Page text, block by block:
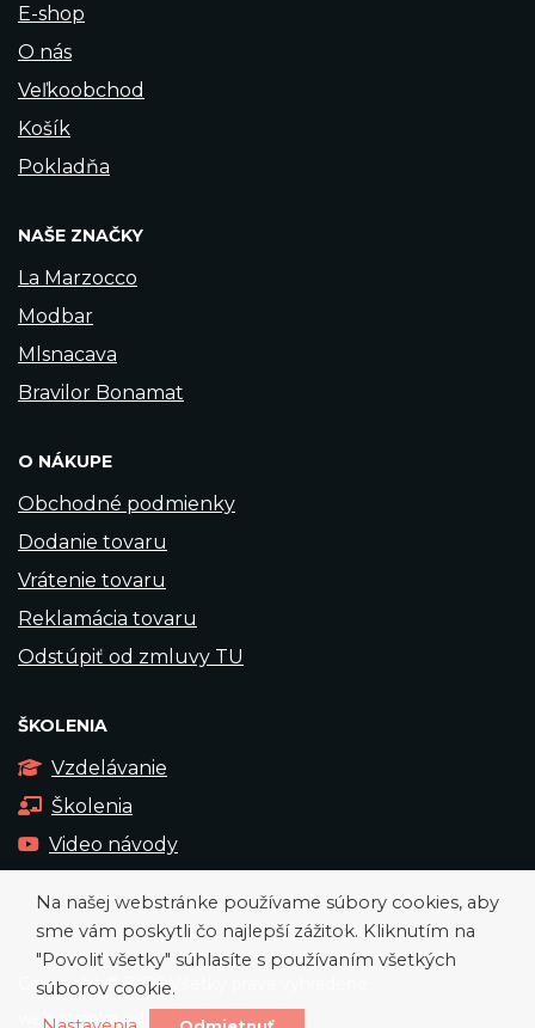
E-shop
O nás
Veľkoobchod
Košík
Pokladňa
NAŠE ZNAČKY
La Marzocco
Modbar
Mlsnacava
Bravilor Bonamat
O NÁKUPE
Obchodné podmienky
Dodanie tovaru
Vrátenie tovaru
Reklamácia tovaru
Odstúpiť od zmluvy TU
ŠKOLENIA
Vzdelávanie
Školenia
Video návody
Copyright © 2026 Všetky práva vyhradené
web stránka od
okto-digital
Na našej webstránke používame súbory cookies, aby
sme vám poskytli čo najlepší zážitok. Kliknutím na
"Povoliť všetky" súhlasíte s používaním všetkých
súborov cookie.